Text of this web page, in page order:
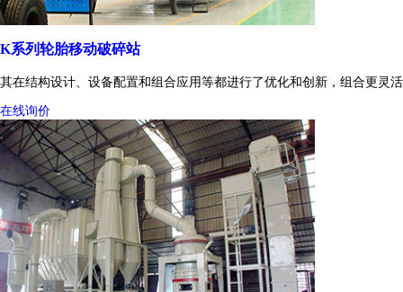
K系列轮胎移动破碎站
其在结构设计、设备配置和组合应用等都进行了优化和创新，组合更灵活
在线询价